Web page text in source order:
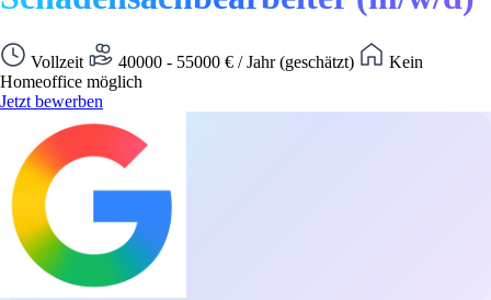
Vollzeit 40000 - 55000 € / Jahr (geschätzt)
Kein
Homeoffice möglich
Jetzt bewerben